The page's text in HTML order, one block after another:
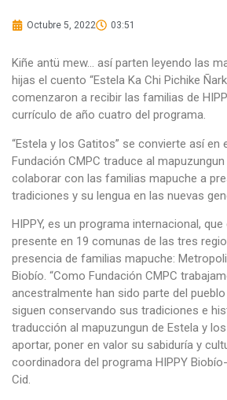
Octubre 5, 2022 03:51
Kiñe antü mew… así parten leyendo las
hijas el cuento “Estela Ka Chi Pichike
comenzaron a recibir las familias de
currículo de año cuatro del programa.
“Estela y los Gatitos” se convierte así en
Fundación CMPC traduce al
colaborar con las familias mapuche a
tradiciones y su lengua en las nuevas
HIPPY, es un programa internacional,
presente en 19 comunas de las tres
presencia de familias mapuche:
Biobío. “Como Fundación CMPC
ancestralmente han sido parte del
siguen conservando sus tradiciones e
traducción al mapuzungun de Estela y
aportar, poner en valor su sabiduría y
coordinadora del programa HIPPY
Cid.